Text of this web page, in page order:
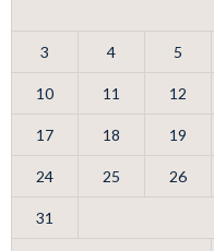
3 4 5
10 11 12
17 18 19
24 25 26
31